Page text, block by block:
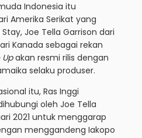
Indonesia itu
Amerika Serikat yang
Joe Tella Garrison dari
Kanada sebagai rekan
akan resmi rilis dengan
selaku produser.
itu, Ras Inggi
oleh Joe Tella
2021 untuk menggarap
menggandeng Iakopo